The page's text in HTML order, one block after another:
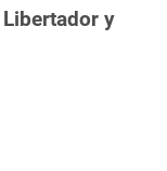
Libertador y